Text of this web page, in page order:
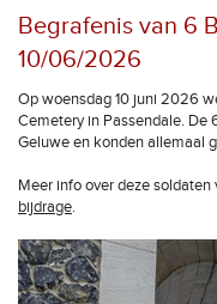
Begrafenis van 6
10/06/2026
Op woensdag 10 juni 2026
Cemetery in Passendale.
Geluwe en konden allemaal
Meer info over deze soldaten
bijdrage.